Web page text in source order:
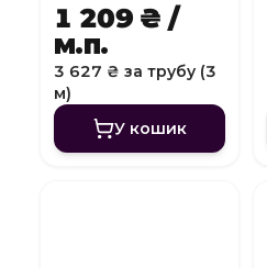
1 209 ₴ /
м.п.
3 627 ₴ за трубу (3
м)
У кошик